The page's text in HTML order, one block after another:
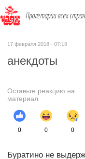
Пролетарии всех
17 февраля 2018 - 07:19
анекдоты
Оставьте реакцию на
материал
0 0 0
Буратино не